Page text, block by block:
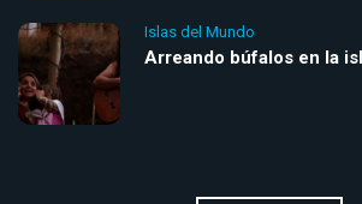
Islas del Mundo
Arreando búfalos en la